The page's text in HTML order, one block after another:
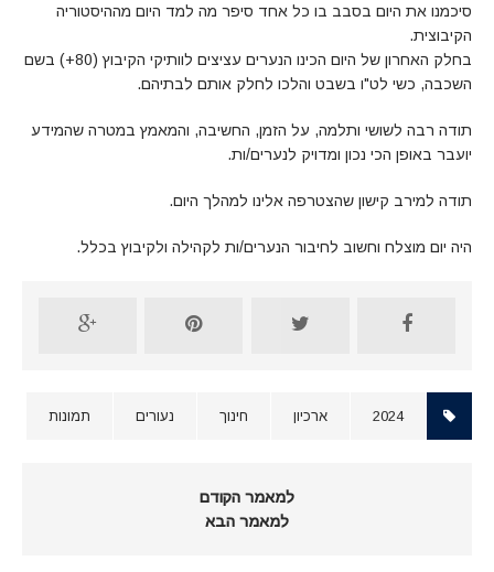
סיכמנו את היום בסבב בו כל אחד סיפר מה למד היום מההיסטוריה
הקיבוצית.
בחלק האחרון של היום הכינו הנערים עציצים לוותיקי הקיבוץ (80+) בשם
השכבה, כשי לט"ו בשבט והלכו לחלק אותם לבתיהם.
תודה רבה לשושי ותלמה, על הזמן, החשיבה, והמאמץ במטרה שהמידע
יועבר באופן הכי נכון ומדויק לנערים/ות.
תודה למירב קישון שהצטרפה אלינו למהלך היום.
היה יום מוצלח וחשוב לחיבור הנערים/ות לקהילה ולקיבוץ בכלל.
2024 ארכיון חינוך נעורים תמונות
למאמר הקודם
למאמר הבא